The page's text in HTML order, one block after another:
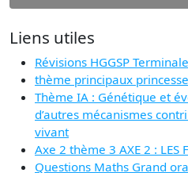
Liens utiles
Révisions HGGSP
thème principaux
Thème IA : Génétique et
d’autres mécanismes
vivant
Axe 2 thème 3 AXE 2 : LES
Questions Maths Grand